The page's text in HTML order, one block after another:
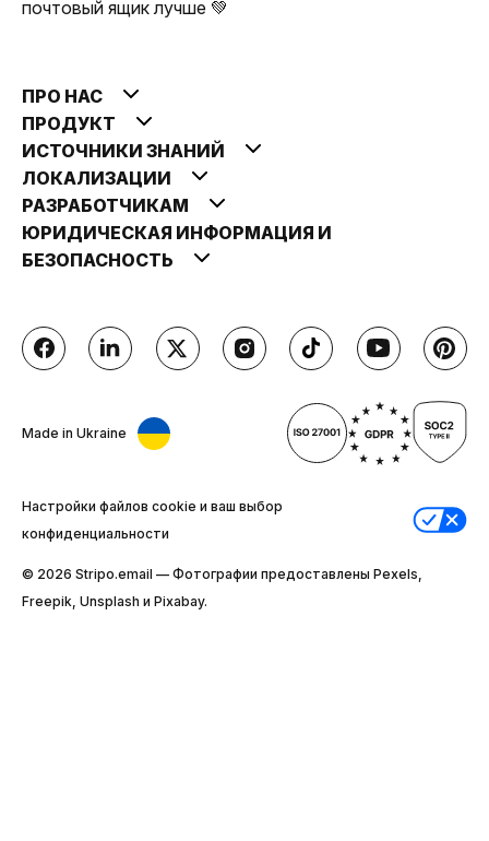
почтовый ящик лучше 💚
ПРО НАС
ПРОДУКТ
ИСТОЧНИКИ ЗНАНИЙ
ЛОКАЛИЗАЦИИ
РАЗРАБОТЧИКАМ
ЮРИДИЧЕСКАЯ ИНФОРМАЦИЯ И
БЕЗОПАСНОСТЬ
Made in Ukraine
Настройки файлов cookie и ваш выбор
конфиденциальности
© 2026 Stripо.email — Фотографии предоставлены Pexels,
Freepik, Unsplash и Pixabay.